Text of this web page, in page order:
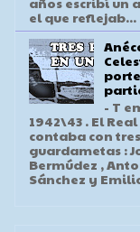
el que reflejab...
- T
1942\43 . El
contaba con
guardametas :
Bermúdez ,
Sánchez y